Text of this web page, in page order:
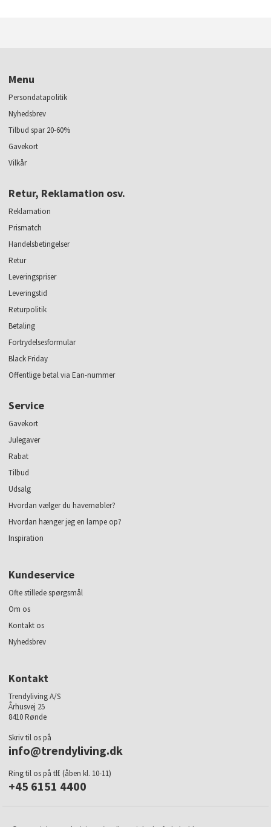
Menu
Persondatapolitik
Nyhedsbrev
Tilbud spar 20-60%
Gavekort
Vilkår
Retur, Reklamation osv.
Reklamation
Prismatch
Handelsbetingelser
Retur
Leveringspriser
Leveringstid
Returpolitik
Betaling
Fortrydelsesformular
Black Friday
Offentlige betal via Ean-nummer
Service
Gavekort
Julegaver
Rabat
Tilbud
Udsalg
Hvordan vælger du havemøbler?
Hvordan hænger jeg en lampe op?
Inspiration
Kundeservice
Ofte stillede spørgsmål
Om os
Kontakt os
Nyhedsbrev
Kontakt
Trendyliving A/S
Århusvej 25
8410 Rønde
Skriv til os på
info@trendyliving.dk
Ring til os på tlf. (åben kl. 10-11)
+45 6151 4400